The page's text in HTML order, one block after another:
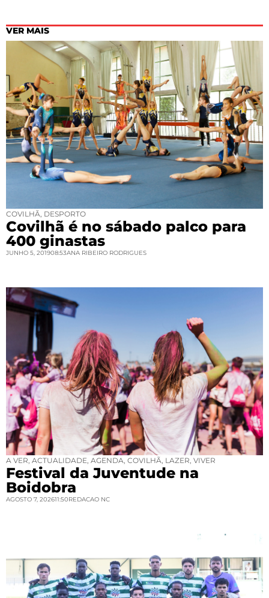
VER MAIS
COVILHÃ, DESPORTO
Covilhã é no sábado palco para
400 ginastas
JUNHO 5, 201908:53ANA RIBEIRO RODRIGUES
A VER, ACTUALIDADE, AGENDA, COVILHÃ, LAZER, VIVER
Festival da Juventude na
Boidobra
AGOSTO 7, 202611:50REDACAO NC